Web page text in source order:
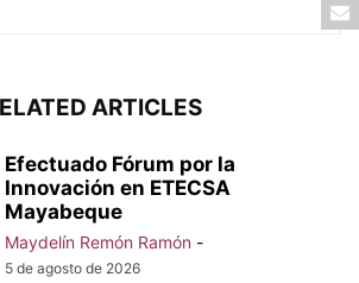
ARTICLES
Efectuado Fórum por la
Innovación en ETECSA
Mayabeque
Maydelín Remón Ramón -
5 de agosto de 2026